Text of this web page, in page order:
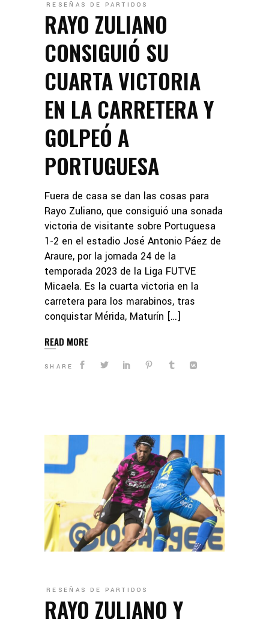
RESEÑAS DE PARTIDOS
RAYO ZULIANO
CONSIGUIÓ SU
CUARTA VICTORIA
EN LA CARRETERA Y
GOLPEÓ A
PORTUGUESA
Fuera de casa se dan las cosas para
Rayo Zuliano, que consiguió una sonada
victoria de visitante sobre Portuguesa
1-2 en el estadio José Antonio Páez de
Araure, por la jornada 24 de la
temporada 2023 de la Liga FUTVE
Micaela. Es la cuarta victoria en la
carretera para los marabinos, tras
conquistar Mérida, Maturín […]
READ MORE
SHARE
RESEÑAS DE PARTIDOS
RAYO ZULIANO Y